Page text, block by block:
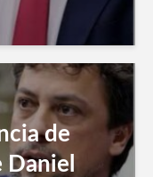
de
Daniel